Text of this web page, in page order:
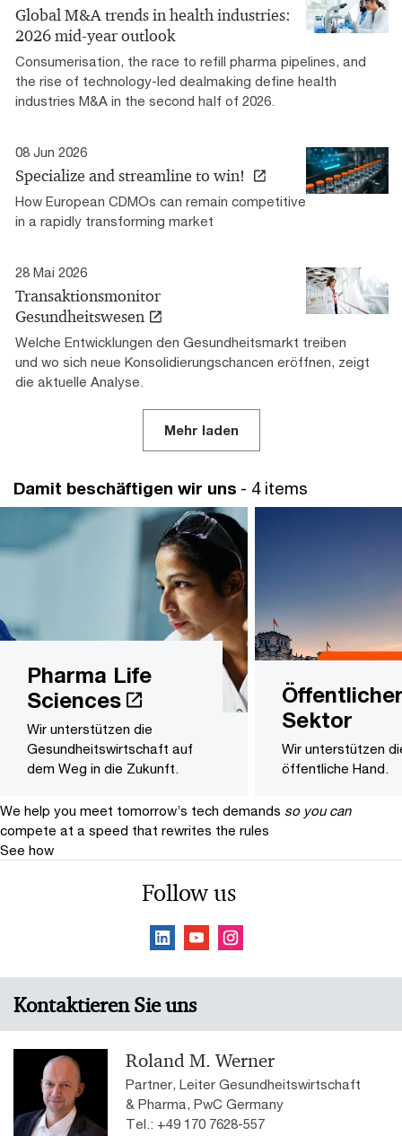
Global M&A trends in health industries:
2026 mid-year outlook
Consumerisation, the race to refill pharma pipelines, and
the rise of technology-led dealmaking define health
industries M&A in the second half of 2026​.
08 Jun 2026
Specialize and streamline to win!
How European CDMOs can remain competitive
in a rapidly transforming market
28 Mai 2026
Transaktionsmonitor
Gesundheitswesen
Welche Entwicklungen den Gesundheitsmarkt treiben
und wo sich neue Konsolidierungschancen eröffnen, zeigt
die aktuelle Analyse.
Mehr laden
Damit beschäftigen wir uns - 4 items
Pharma Life
Sciences
Wir unterstützen die
Gesundheitswirtschaft auf
dem Weg in die Zukunft.
Sektor
Wir unterstützen
öffentliche Hand.
We help you meet tomorrow’s tech demands so you can
compete at a speed that rewrites the rules
See how
Follow us
Kontaktieren Sie uns
Roland M. Werner
Partner, Leiter Gesundheitswirtschaft
& Pharma, PwC Germany
Tel.: +49 170 7628-557